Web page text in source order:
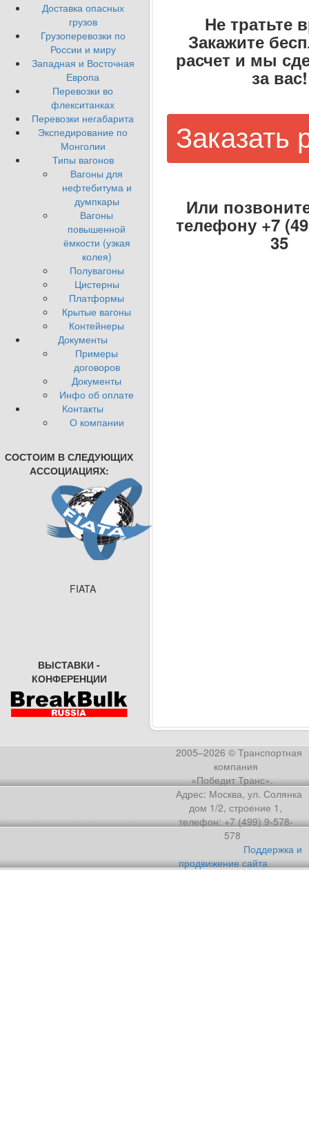
Доставка опасных
грузов
Грузоперевозки по
России и миру
Западная и Восточная
Европа
Перевозки во
флекситанках
Перевозки негабарита
Экспедирование по
Монголии
Типы вагонов
Вагоны для
нефтебитума и
думпкары
Вагоны
повышенной
ёмкости (узкая
колея)
Полувагоны
Цистерны
Платформы
Крытые вагоны
Контейнеры
Документы
Примеры
договоров
Документы
Инфо об оплате
Контакты
О компании
СОСТОИМ В СЛЕДУЮЩИХ
АССОЦИАЦИЯХ:
FIATA
ВЫСТАВКИ -
КОНФЕРЕНЦИИ
Не тратьте
Закажите
расчет и мы
за вас!
Заказать
Или
телефону +7
35
2005–2026 © Транспортная
компания
«Победит Транс».
Адрес: Москва, ул. Солянка
дом 1/2, строение 1,
телефон: +7 (499) 9-578-
578
Поддержка и
продвижение сайта